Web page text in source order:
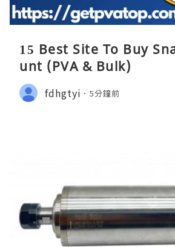
15 Best Site To Buy
unt (PVA & Bulk)
fdhgtyi 5分鐘前